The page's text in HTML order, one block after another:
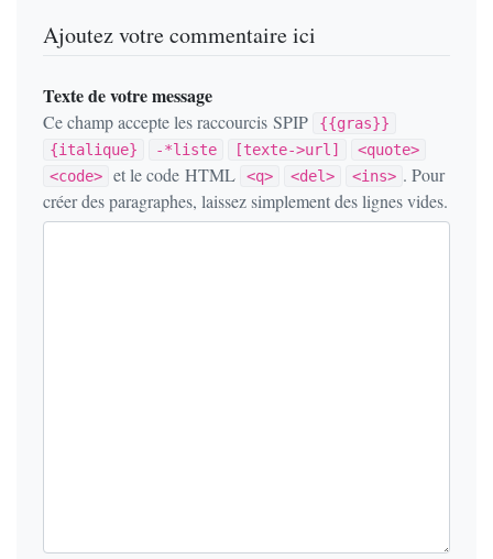
Ajoutez votre commentaire ici
Texte de votre message
Ce champ accepte les raccourcis SPIP
{{gras}}
{italique}
-*liste [texte->url]
<quote>
<code>
et le code HTML <q> <del> <ins> . Pour
créer des paragraphes, laissez simplement des lignes vides.